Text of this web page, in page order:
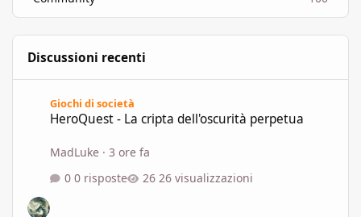
Discussioni recenti
Giochi di società
HeroQuest - La cripta dell'oscurità perpetua
MadLuke ·3 ore fa
0 risposte
26 visualizzazioni